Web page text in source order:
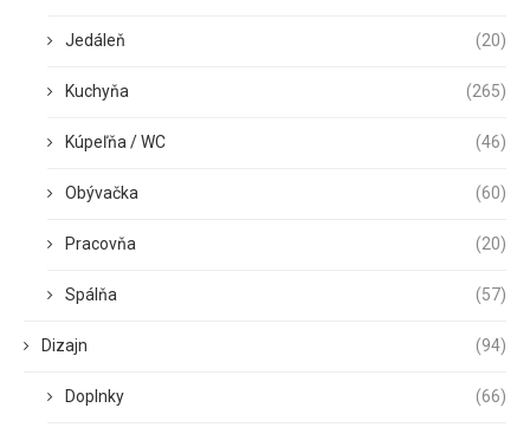
Jedáleň (20)
Kuchyňa (265)
Kúpeľňa / WC (46)
Obývačka (60)
Pracovňa (20)
Spálňa (57)
Dizajn (94)
Doplnky (66)